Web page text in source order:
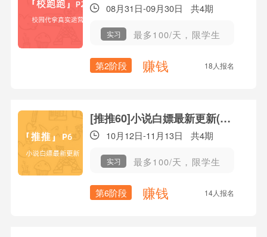
08月31日-09月30日 共4期
实习 最多100/天，限学生
第2阶段 赚钱 18人报名
[推推60]小说白嫖最新更新(P6)
10月12日-11月13日 共4期
实习 最多100/天，限学生
第6阶段 赚钱 14人报名